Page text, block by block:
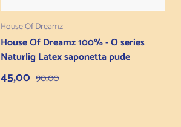
House Of Dreamz
House Of Dreamz 100% - O series
Naturlig Latex saponetta pude
Salgspris
45,00 Normalpris
90,00